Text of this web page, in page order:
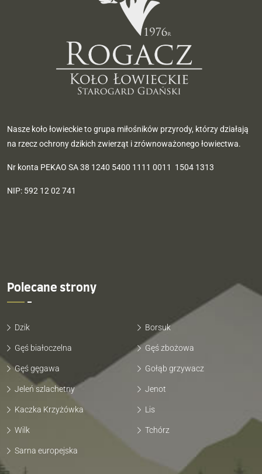
Nasze koło łowieckie to grupa miłośników przyrody, którzy działają
na rzecz ochrony dzikich zwierząt i zrównoważonego łowiectwa.
Nr konta PEKAO SA 38 1240 5400 1111 0011 1504 1313
NIP: 592 12 02 741
Polecane strony
Dzik Borsuk
Gęś białoczelna Gęś zbożowa
Gęś gęgawa Gołąb grzywacz
Jeleń szlachetny Jenot
Kaczka Krzyżówka Lis
Wilk Tchórz
Sarna europejska